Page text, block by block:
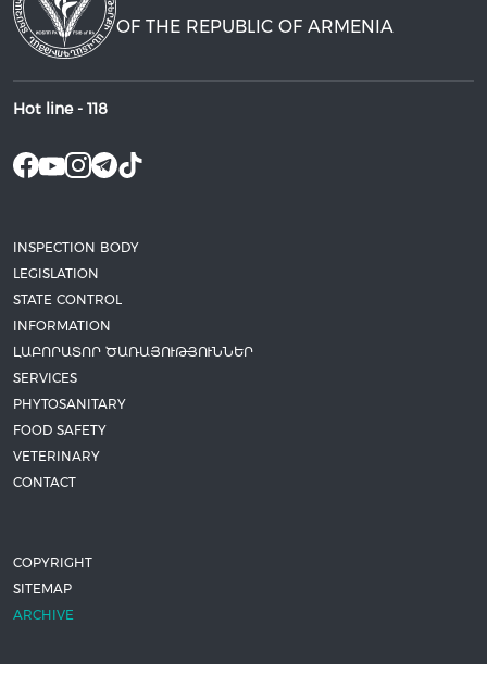
OF THE REPUBLIC OF ARMENIA
Hot line - 118
INSPECTION BODY
LEGISLATION
STATE CONTROL
INFORMATION
ԼԱԲՈՐԱՏՈՐ ԾԱՌԱՅՈՒԹՅՈՒՆՆԵՐ
SERVICES
PHYTOSANITARY
FOOD SAFETY
VETERINARY
CONTACT
COPYRIGHT
SITEMAP
ARCHIVE